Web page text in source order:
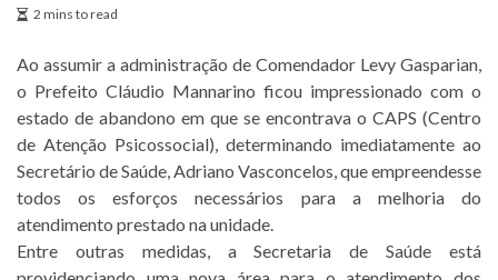
2 mins to read
Ao assumir a administração de Comendador Levy Gasparian,
o Prefeito Cláudio Mannarino ficou impressionado com o
estado de abandono em que se encontrava o CAPS (Centro
de Atenção Psicossocial), determinando imediatamente ao
Secretário de Saúde, Adriano Vasconcelos, que empreendesse
todos os esforços necessários para a melhoria do
atendimento prestado na unidade.
Entre outras medidas, a Secretaria de Saúde está